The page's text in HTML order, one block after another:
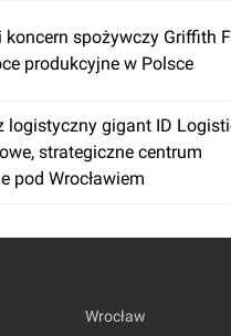
koncern spożywczy Griffith
produkcyjne w Polsce
logistyczny gigant ID
strategiczne centrum
pod Wrocławiem
Wrocław